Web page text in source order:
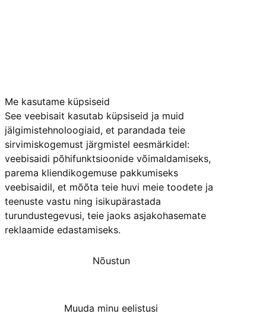
Me kasutame küpsiseid
See veebisait kasutab küpsiseid ja muid
jälgimistehnoloogiaid, et parandada teie
sirvimiskogemust järgmistel eesmärkidel:
veebisaidi põhifunktsioonide võimaldamiseks,
parema kliendikogemuse pakkumiseks
veebisaidil, et mõõta teie huvi meie toodete ja
teenuste vastu ning isikupärastada
turundustegevusi, teie jaoks asjakohasemate
reklaamide edastamiseks.
Nõustun
Muuda minu eelistusi